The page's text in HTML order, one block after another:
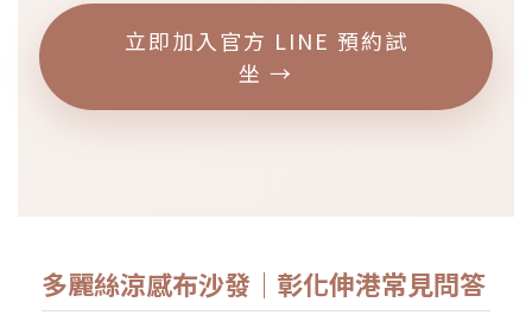
立即加入官方 LINE 預約試
坐 →
多麗絲涼感布沙發｜彰化伸港常見問答